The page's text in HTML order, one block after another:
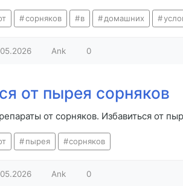
сорняков в домашних
Ank 0
от пырея сорняков
от сорняков. Избавиться от
пырея сорняков
Ank 0